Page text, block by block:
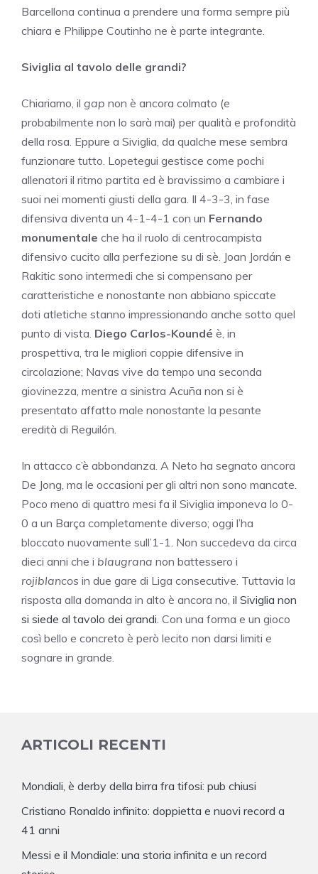
Barcellona continua a prendere una forma sempre più
chiara e Philippe Coutinho ne è parte integrante.
Siviglia al tavolo delle grandi?
Chiariamo, il gap non è ancora colmato (e
probabilmente non lo sarà mai) per qualità e profondità
della rosa. Eppure a Siviglia, da qualche mese sembra
funzionare tutto. Lopetegui gestisce come pochi
allenatori il ritmo partita ed è bravissimo a cambiare i
suoi nei momenti giusti della gara. Il 4-3-3, in fase
difensiva diventa un 4-1-4-1 con un Fernando
monumentale che ha il ruolo di centrocampista
difensivo cucito alla perfezione su di sè. Joan Jordán e
Rakitic sono intermedi che si compensano per
caratteristiche e nonostante non abbiano spiccate
doti atletiche stanno impressionando anche sotto quel
punto di vista. Diego Carlos-Koundé è, in
prospettiva, tra le migliori coppie difensive in
circolazione; Navas vive da tempo una seconda
giovinezza, mentre a sinistra Acuña non si è
presentato affatto male nonostante la pesante
eredità di Reguilón.
In attacco c’è abbondanza. A Neto ha segnato ancora
De Jong, ma le occasioni per gli altri non sono mancate.
Poco meno di quattro mesi fa il Siviglia imponeva lo 0-
0 a un Barça completamente diverso; oggi l’ha
bloccato nuovamente sull’1-1. Non succedeva da circa
dieci anni che i blaugrana non battessero i
rojiblancos in due gare di Liga consecutive. Tuttavia la
risposta alla domanda in alto è ancora no, il Siviglia non
si siede al tavolo dei grandi. Con una forma e un gioco
così bello e concreto è però lecito non darsi limiti e
sognare in grande.
ARTICOLI RECENTI
Mondiali, è derby della birra fra tifosi: pub chiusi
Cristiano Ronaldo infinito: doppietta e nuovi record a
41 anni
Messi e il Mondiale: una storia infinita e un record